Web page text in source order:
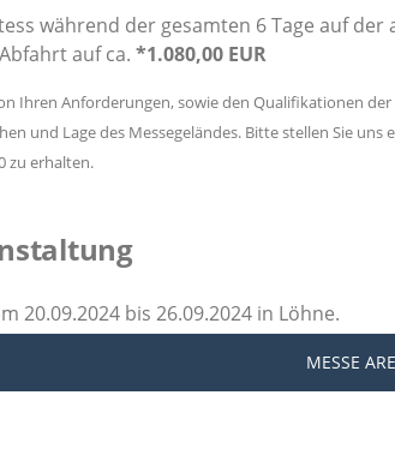
während der gesamten 6 Tage auf der
auf ca. *1.080,00 EUR
Ihren Anforderungen, sowie den Qualifikationen
und Lage des Messegeländes. Bitte stellen Sie uns
zu erhalten.
20.09.2024 bis 26.09.2024 in Löhne.
MESSE